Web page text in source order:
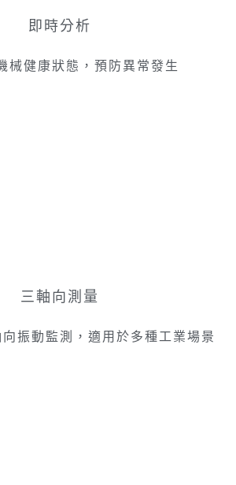
即時分析
械健康狀態，預防異常發生
三軸向測量
振動監測，適用於多種工業場景